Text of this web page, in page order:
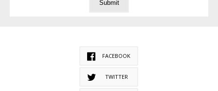
FACEBOOK
TWITTER